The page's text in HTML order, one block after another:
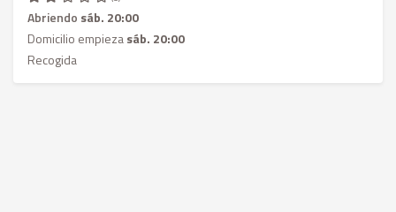
Abriendo sáb. 20:00
Domicilio empiezasáb. 20:00
Recogida